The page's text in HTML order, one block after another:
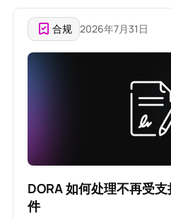
合规 2026年7月31日
DORA 如何处理不再受
件